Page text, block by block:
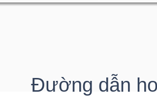
Đường dẫn